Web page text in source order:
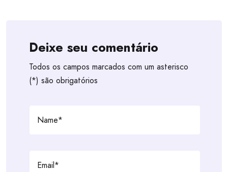
Deixe seu comentário
Todos os campos marcados com um asterisco
(*) são obrigatórios